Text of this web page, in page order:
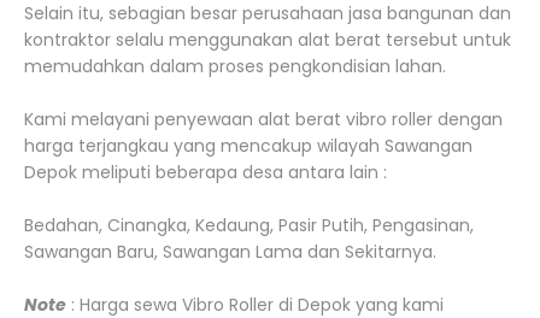
Selain itu, sebagian besar perusahaan jasa bangunan dan
kontraktor selalu menggunakan alat berat tersebut untuk
memudahkan dalam proses pengkondisian lahan.
Kami melayani penyewaan alat berat vibro roller dengan
harga terjangkau yang mencakup wilayah Sawangan
Depok meliputi beberapa desa antara lain :
Bedahan, Cinangka, Kedaung, Pasir Putih, Pengasinan,
Sawangan Baru, Sawangan Lama dan Sekitarnya.
Note : Harga sewa Vibro Roller di Depok yang kami